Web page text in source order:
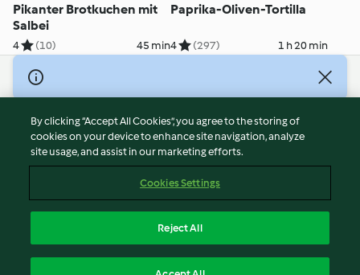
Pikanter Brotkuchen mit
Salbei
4 (10) 45 min
Paprika-Oliven-Tortilla
4 (297) 1 h 20 min
© Copyright 2026
Terms of Service
Privacy Policy
Disclaimer
Cookies
Withdraw Contract
By clicking “Accept All Cookies”, you agree to the storing of
cookies on your device to enhance site navigation, analyze
site usage, and assist in our marketing efforts.
Cookies Settings
Reject All